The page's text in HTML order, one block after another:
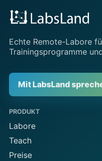
Echte Remote-Labore
Trainingsprogramme
Mit LabsLand
PRODUKT
Labore
Teach
Preise